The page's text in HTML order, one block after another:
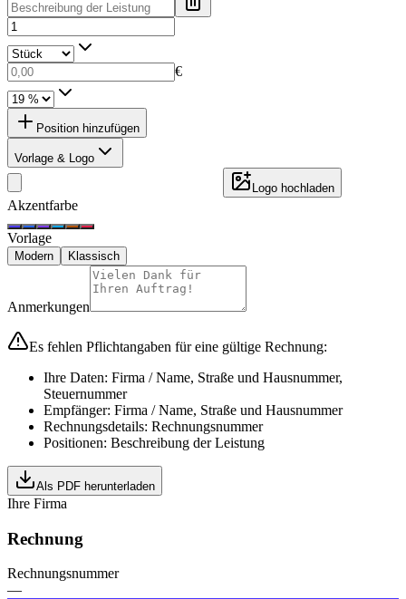
€
Position hinzufügen
Vorlage & Logo
Logo hochladen
Akzentfarbe
Vorlage
Modern Klassisch
Anmerkungen
Es fehlen Pflichtangaben für eine gültige Rechnung:
Ihre Daten: Firma / Name, Straße und Hausnummer,
Steuernummer
Empfänger: Firma / Name, Straße und Hausnummer
Rechnungsdetails: Rechnungsnummer
Positionen: Beschreibung der Leistung
Als PDF herunterladen
Ihre Firma
Rechnung
Rechnungsnummer
—